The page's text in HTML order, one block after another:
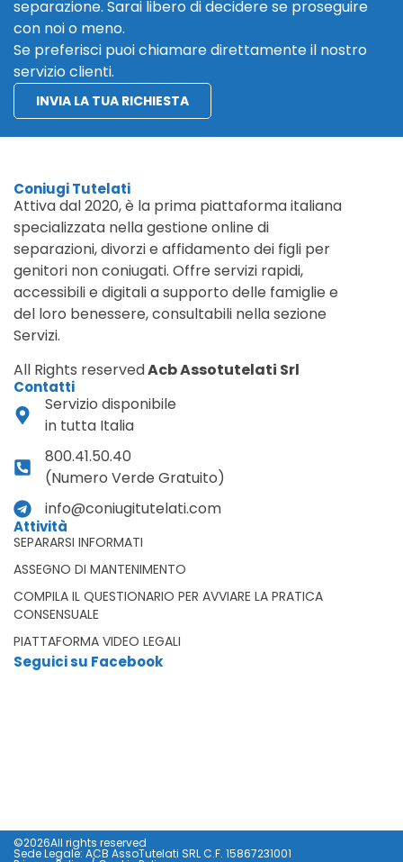
separazione. Sarai libero di decidere se proseguire
con noi o meno.
Se preferisci puoi chiamare direttamente il nostro
servizio clienti.
INVIA LA TUA RICHIESTA
Coniugi Tutelati
Attiva dal 2020, è la prima piattaforma italiana
specializzata nella gestione online di
separazioni, divorzi e affidamento dei figli per
genitori non coniugati. Offre servizi rapidi,
accessibili e digitali a supporto delle famiglie e
del loro benessere, consultabili nella sezione
Servizi.
All Rights reservedAcb Assotutelati Srl
Contatti
Servizio disponibile
in tutta Italia
800.41.50.40
(Numero Verde Gratuito)
info@coniugitutelati.com
Attività
SEPARARSI INFORMATI
ASSEGNO DI MANTENIMENTO
COMPILA IL QUESTIONARIO PER AVVIARE LA PRATICA
CONSENSUALE
PIATTAFORMA VIDEO LEGALI
Seguici su Facebook
©2026All rights reserved
Sede Legale: ACB AssoTutelati SRL C.F. 15867231001